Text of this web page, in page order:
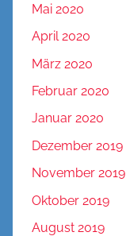
Mai 2020
April 2020
März 2020
Februar 2020
Januar 2020
Dezember 2019
November 2019
Oktober 2019
August 2019